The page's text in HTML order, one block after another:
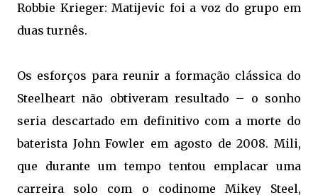
Robbie Krieger: Matijevic foi a voz do grupo em
duas turnês.
Os esforços para reunir a formação clássica do
Steelheart não obtiveram resultado – o sonho
seria descartado em definitivo com a morte do
baterista John Fowler em agosto de 2008. Mili,
que durante um tempo tentou emplacar uma
carreira solo com o codinome Mikey Steel,